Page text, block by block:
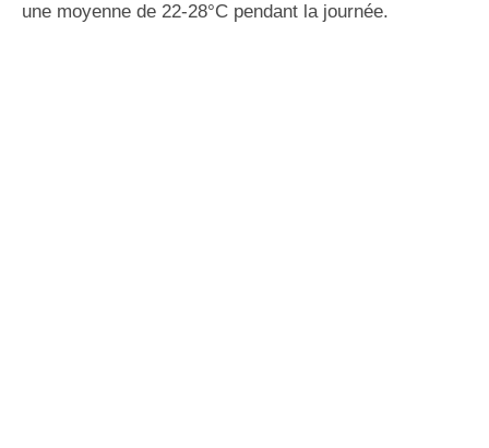
une moyenne de 22-28°C pendant la journée.